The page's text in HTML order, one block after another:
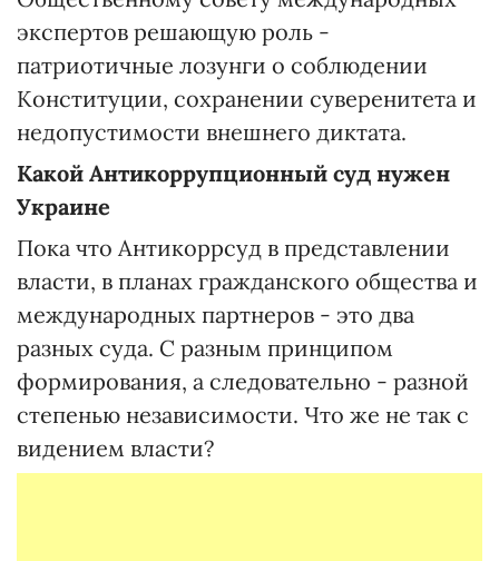
экспертов решающую роль -
патриотичные лозунги о соблюдении
Конституции, сохранении суверенитета и
недопустимости внешнего диктата.
Какой Антикоррупционный суд нужен
Украине
Пока что Антикоррсуд в представлении
власти, в планах гражданского общества и
международных партнеров - это два
разных суда. С разным принципом
формирования, а следовательно - разной
степенью независимости. Что же не так с
видением власти?